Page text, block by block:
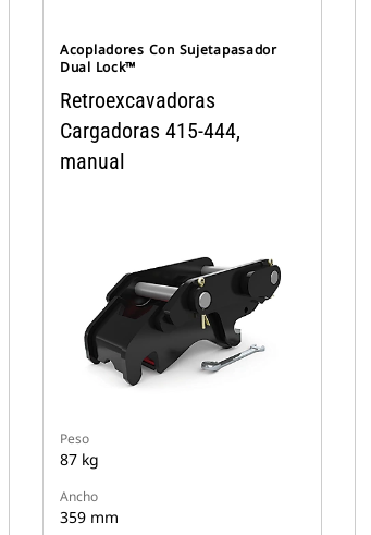
Acopladores Con Sujetapasador
Dual Lock™
Retroexcavadoras
Cargadoras 415-444,
manual
Peso
87 kg
Ancho
359 mm